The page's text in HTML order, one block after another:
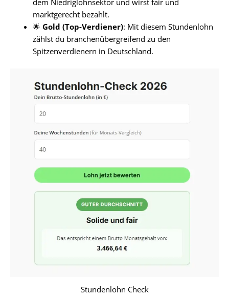
dem Niedriglohnsektor und wirst fair und
marktgerecht bezahlt.
🌟 Gold (Top-Verdiener): Mit diesem Stundenlohn
zählst du branchenübergreifend zu den
Spitzenverdienern in Deutschland.
Stundenlohn Check